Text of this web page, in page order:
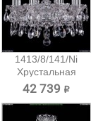
1413/8/141/Ni
Хрустальная
подвесная...
42 739 ₽